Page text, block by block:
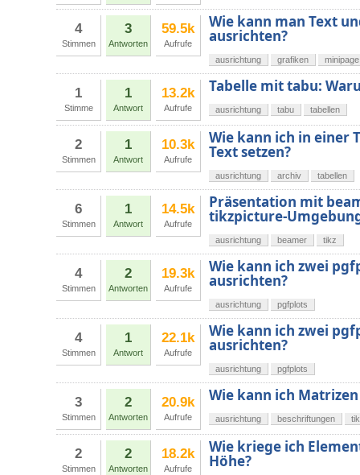
4
Stimmen
3
Antworten
59.5k
Aufrufe
Wie kann man Text
ausrichten?
ausrichtung grafiken minipage
1
Stimme
1
Antwort
13.2k
Aufrufe
Tabelle mit tabu:
ausrichtung tabu tabellen
2
Stimmen
1
Antwort
10.3k
Aufrufe
Wie kann ich in einer
Text setzen?
ausrichtung archiv tabellen
6
Stimmen
1
Antwort
14.5k
Aufrufe
Präsentation mit
tikzpicture-
ausrichtung beamer tikz
4
Stimmen
2
Antworten
19.3k
Aufrufe
Wie kann ich zwei
ausrichten?
ausrichtung pgfplots
4
Stimmen
1
Antwort
22.1k
Aufrufe
Wie kann ich zwei
ausrichten?
ausrichtung pgfplots
3
Stimmen
2
Antworten
20.9k
Aufrufe
Wie kann ich
ausrichtung beschriftungen
2
Stimmen
2
Antworten
18.2k
Aufrufe
Wie kriege ich
Höhe?